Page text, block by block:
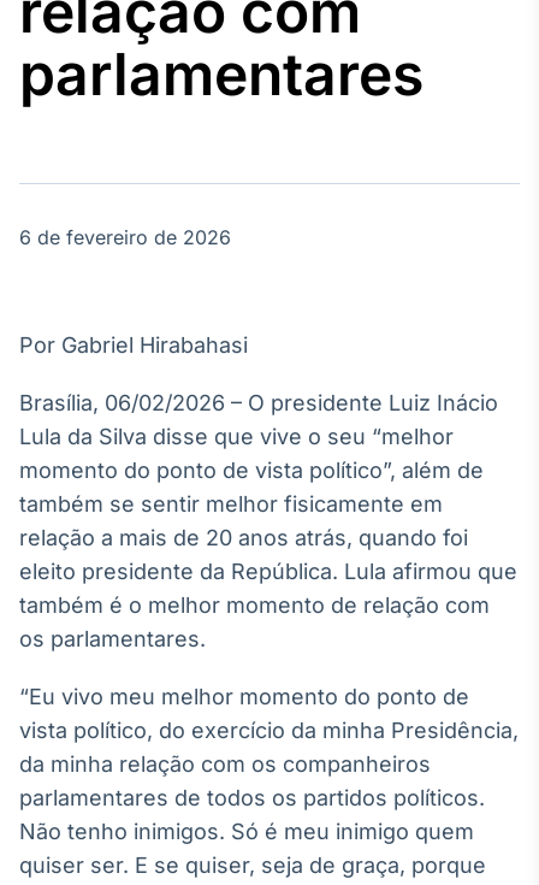
Agro
Tudo sobre o
agronegócio
Broadcast
Energia
energia elétrica
no Brasil
Broadcast
White Label
Plataforma para
Soluções de Dados
e Conteúdos
Broadcast
OTC
Plataforma para
negociação de
ativos
parlamentares
6 de fevereiro de 2026
Por Gabriel Hirabahasi
Brasília, 06/02/2026 – O presidente Luiz Inácio
Lula da Silva disse que vive o seu “melhor
momento do ponto de vista político”, além de
também se sentir melhor fisicamente em
relação a mais de 20 anos atrás, quando foi
eleito presidente da República. Lula afirmou que
também é o melhor momento de relação com
os parlamentares.
“Eu vivo meu melhor momento do ponto de
vista político, do exercício da minha Presidência,
da minha relação com os companheiros
parlamentares de todos os partidos políticos.
Não tenho inimigos. Só é meu inimigo quem
quiser ser. E se quiser, seja de graça, porque